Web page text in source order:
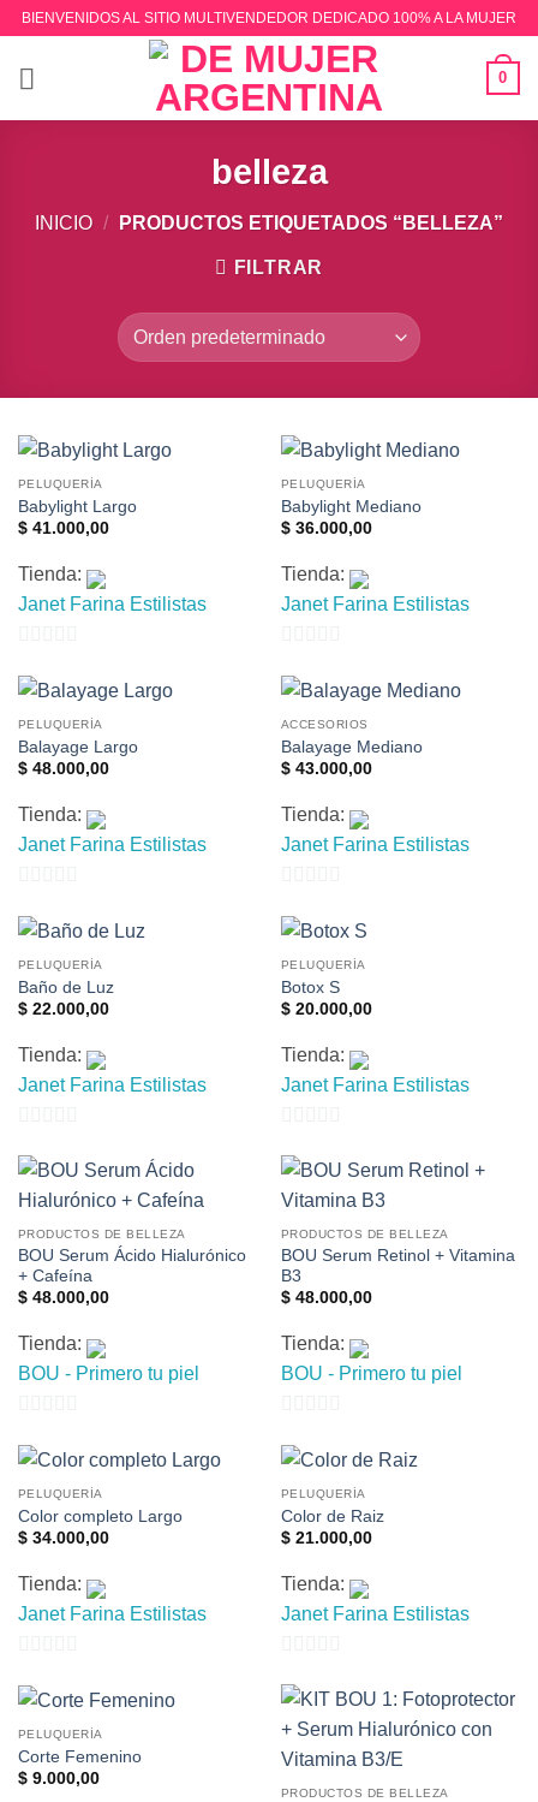
Saltar
contenido
BIENVENIDOS AL SITIO MULTIVENDEDOR DEDICADO 100% A LA MUJER
0
belleza
INICIO / PRODUCTOS ETIQUETADOS “BELLEZA”
FILTRAR
PELUQUERÍA
Babylight Largo
$41.000,00
Tienda:
Janet Farina Estilistas
de
5
PELUQUERÍA
Babylight Mediano
$36.000,00
Tienda:
Janet Farina Estilistas
de
5
PELUQUERÍA
Balayage Largo
$48.000,00
Tienda:
Janet Farina Estilistas
de
5
ACCESORIOS
Balayage Mediano
$43.000,00
Tienda:
Janet Farina Estilistas
de
5
PELUQUERÍA
Baño de Luz
$22.000,00
Tienda:
Janet Farina Estilistas
de
5
PELUQUERÍA
Botox S
$20.000,00
Tienda:
Janet Farina Estilistas
de
5
PRODUCTOS DE BELLEZA
BOU Serum Ácido Hialurónico
+ Cafeína
$48.000,00
Tienda:
BOU - Primero tu piel
de
5
PRODUCTOS DE BELLEZA
BOU Serum Retinol + Vitamina
B3
$48.000,00
Tienda:
BOU - Primero tu piel
de
5
PELUQUERÍA
Color completo Largo
$34.000,00
Tienda:
Janet Farina Estilistas
de
5
PELUQUERÍA
Color de Raiz
$21.000,00
Tienda:
Janet Farina Estilistas
de
5
PELUQUERÍA
Corte Femenino
$9.000,00
PRODUCTOS DE BELLEZA